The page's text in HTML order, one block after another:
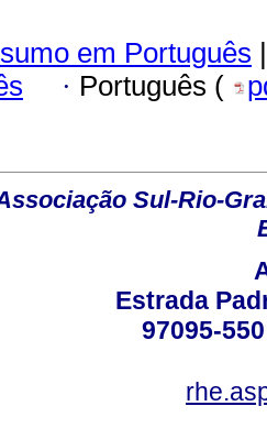
em Português |
· Português (
Sul-Rio-
Estrada
97095-